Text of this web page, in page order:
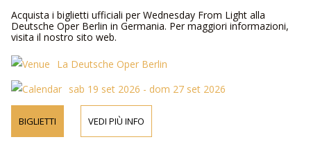
Acquista i biglietti ufficiali per Wednesday From Light alla
Deutsche Oper Berlin in Germania. Per maggiori informazioni,
visita il nostro sito web.
La Deutsche Oper Berlin
sab 19 set 2026 - dom 27 set 2026
BIGLIETTI VEDI PIÙ INFO